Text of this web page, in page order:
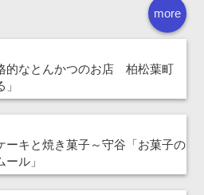
more
的なとんかつのお店 柏松葉町
ーキと焼き菓子～守谷「お菓子の
ル」